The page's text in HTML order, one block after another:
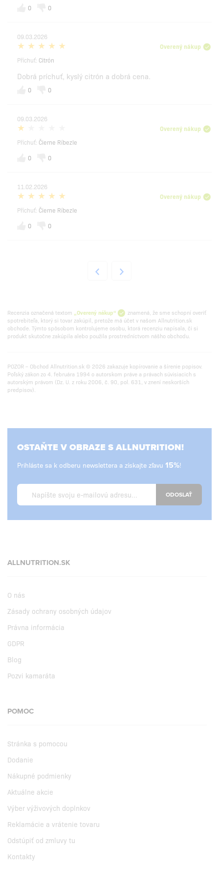
0 0
09.03.2026
Overený nákup
Příchuť: Citrón
Dobrá príchuť, kyslý citrón a dobrá cena.
0 0
09.03.2026
Overený nákup
Příchuť: Čierne Ríbezle
0
0
11.02.2026
Overený nákup
Příchuť: Čierne Ríbezle
0
0
Recenzia označená textom „Overený nákup“
znamená, že sme schopní overiť
spotrebiteľa, ktorý si tovar zakúpil, pretože má účet v našom Allnutrition.sk
obchode. Týmto spôsobom kontrolujeme osobu, ktorá recenziu napísala, či si
produkt skutočne zakúpila alebo použila prostredníctvom nášho obchodu.
POZOR – Obchod Allnutrition.sk © 2026 zakazuje kopírovanie a šírenie popisov.
Poľský zákon zo 4. februára 1994 o autorskom práve a právach súvisiacich s
autorským právom (Dz. U. z roku 2006, č. 90, pol. 631, v znení neskorších
predpisov).
OSTAŇTE V OBRAZE S ALLNUTRITION!
Prihláste sa k odberu newslettera a získajte zľavu 15%!
ODOSLAŤ
ALLNUTRITION.SK
O nás
Zásady ochrany osobných údajov
Právna informácia
GDPR
Blog
Pozvi kamaráta
POMOC
Stránka s pomocou
Dodanie
Nákupné podmienky
Aktuálne akcie
Výber výživových doplnkov
Reklamácie a vrátenie tovaru
Odstúpiť od zmluvy tu
Kontakty